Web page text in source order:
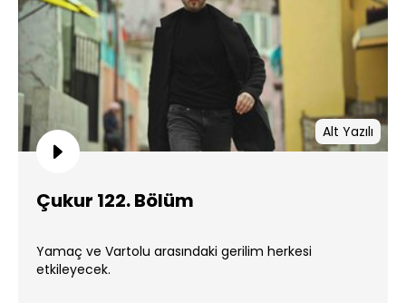
Alt Yazılı
Çukur 122. Bölüm
Yamaç ve Vartolu arasındaki gerilim herkesi
etkileyecek.